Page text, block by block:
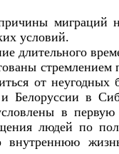
условий.
длительного
от неугодных
Белоруссии в
в первую
людей по
внутреннюю